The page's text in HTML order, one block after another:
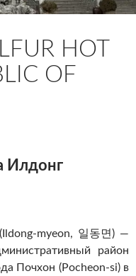
HOT
OF
Илдонг
myeon, 일동면) —
район
Почхон (Pocheon-si) в